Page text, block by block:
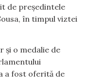
de președintele
în timpul viztei
și o medalie de
a fost oferită de